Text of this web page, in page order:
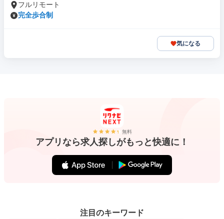
フルリモート
完全歩合制
気になる
無料
アプリなら求人探しがもっと快適に！
注目のキーワード